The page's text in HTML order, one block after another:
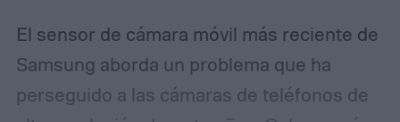
El sensor de cámara móvil más reciente de
Samsung aborda un problema que ha
perseguido a las cámaras de teléfonos de